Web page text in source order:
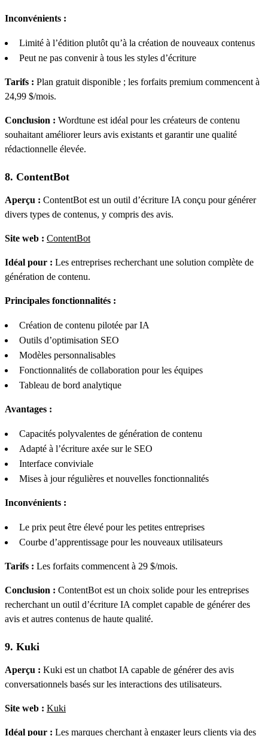
Inconvénients :
Limité à l’édition plutôt qu’à la création de nouveaux contenus
Peut ne pas convenir à tous les styles d’écriture
Tarifs : Plan gratuit disponible ; les forfaits premium commencent à
24,99 $/mois.
Conclusion : Wordtune est idéal pour les créateurs de contenu
souhaitant améliorer leurs avis existants et garantir une qualité
rédactionnelle élevée.
8. ContentBot
Aperçu : ContentBot est un outil d’écriture IA conçu pour générer
divers types de contenus, y compris des avis.
Site web : ContentBot
Idéal pour : Les entreprises recherchant une solution complète de
génération de contenu.
Principales fonctionnalités :
Création de contenu pilotée par IA
Outils d’optimisation SEO
Modèles personnalisables
Fonctionnalités de collaboration pour les équipes
Tableau de bord analytique
Avantages :
Capacités polyvalentes de génération de contenu
Adapté à l’écriture axée sur le SEO
Interface conviviale
Mises à jour régulières et nouvelles fonctionnalités
Inconvénients :
Le prix peut être élevé pour les petites entreprises
Courbe d’apprentissage pour les nouveaux utilisateurs
Tarifs : Les forfaits commencent à 29 $/mois.
Conclusion : ContentBot est un choix solide pour les entreprises
recherchant un outil d’écriture IA complet capable de générer des
avis et autres contenus de haute qualité.
9. Kuki
Aperçu : Kuki est un chatbot IA capable de générer des avis
conversationnels basés sur les interactions des utilisateurs.
Site web : Kuki
Idéal pour : Les marques cherchant à engager leurs clients via des